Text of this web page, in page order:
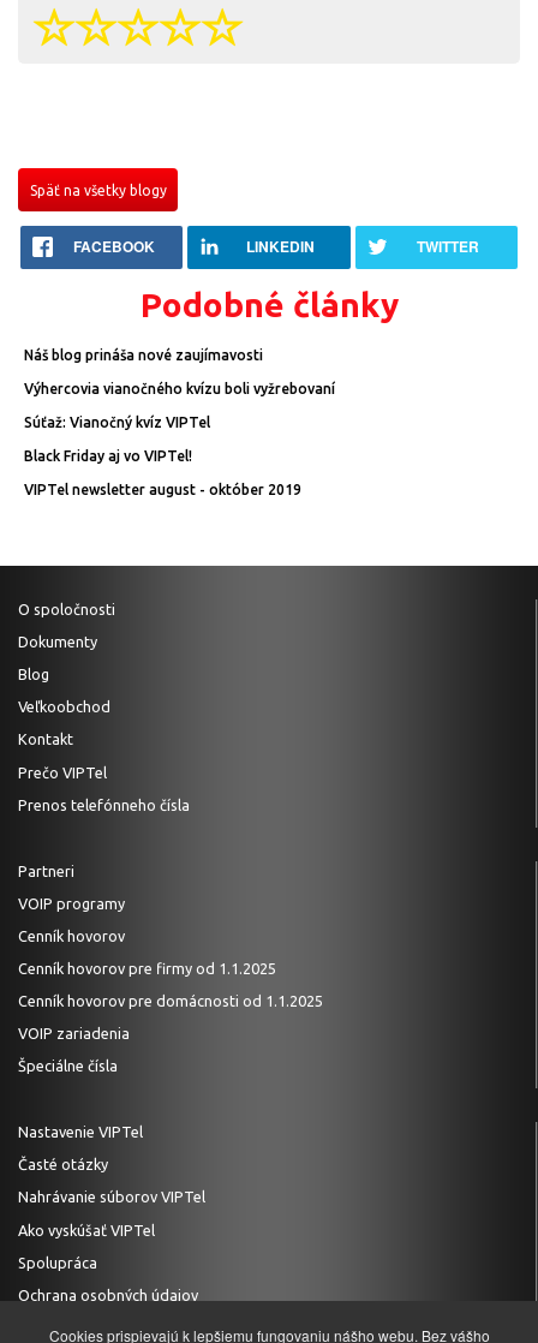
Späť na všetky blogy
FACEBOOK LINKEDIN TWITTER
Podobné články
Náš blog prináša nové zaujímavosti
Výhercovia vianočného kvízu boli vyžrebovaní
Súťaž: Vianočný kvíz VIPTel
Black Friday aj vo VIPTel!
VIPTel newsletter august - október 2019
O spoločnosti
Dokumenty
Blog
Veľkoobchod
Kontakt
Prečo VIPTel
Prenos telefónneho čísla
Partneri
VOIP programy
Cenník hovorov
Cenník hovorov pre firmy od 1.1.2025
Cenník hovorov pre domácnosti od 1.1.2025
VOIP zariadenia
Špeciálne čísla
Nastavenie VIPTel
Časté otázky
Nahrávanie súborov VIPTel
Ako vyskúšať VIPTel
Spolupráca
Ochrana osobných údajov
Cookies prispievajú k lepšiemu fungovaniu nášho webu. Bez vášho